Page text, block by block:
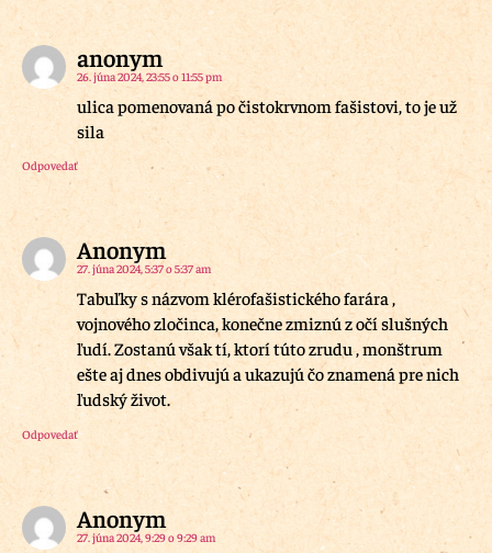
anonym
26. júna 2024, 23:55 o 11:55 pm
ulica pomenovaná po čistokrvnom fašistovi, to je už
sila
Odpovedať
Anonym
27. júna 2024, 5:37 o 5:37 am
Tabuľky s názvom klérofašistického farára ,
vojnového zločinca, konečne zmiznú z očí slušných
ľudí. Zostanú však tí, ktorí túto zrudu , monštrum
ešte aj dnes obdivujú a ukazujú čo znamená pre nich
ľudský život.
Odpovedať
Anonym
27. júna 2024, 9:29 o 9:29 am